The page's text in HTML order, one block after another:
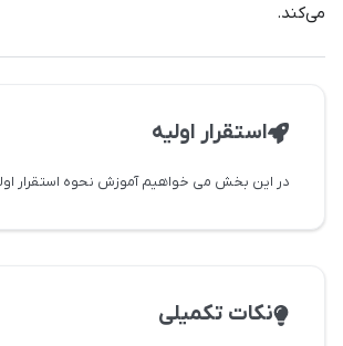
می‌کند.
استقرار اولیه
نکات تکمیلی